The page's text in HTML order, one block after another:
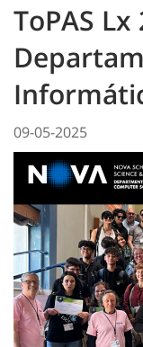
ToPAS
09-05-2025